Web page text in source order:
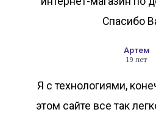
Спасибо
Артем
19 лет
Я с технологиями,
этом сайте все так